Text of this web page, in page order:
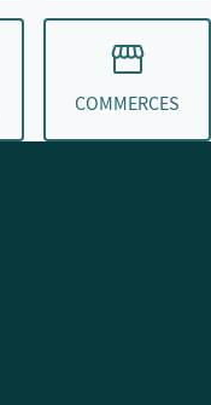
COMMERCES